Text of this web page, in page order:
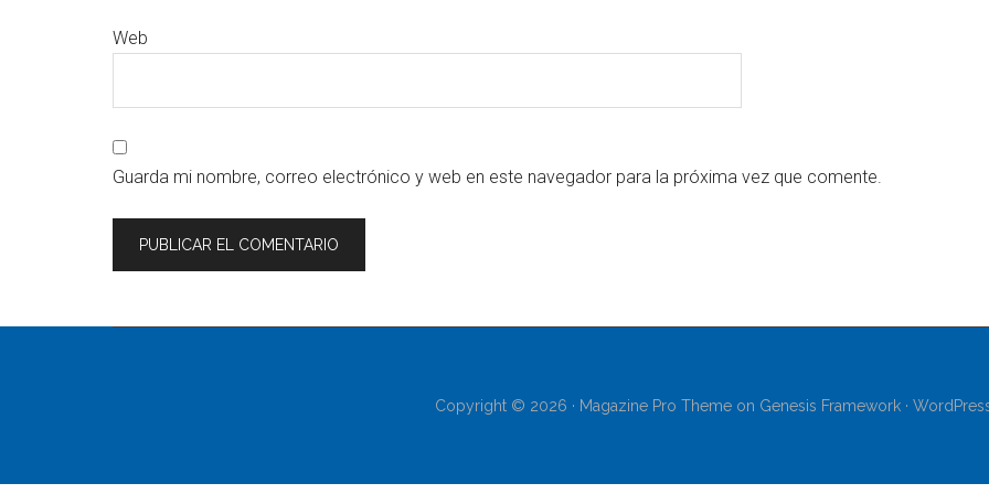
Web
Guarda mi nombre, correo electrónico y web en este navegador para la próxima vez que comente.
Copyright © 2026 · Magazine Pro Themeon Genesis Framework·